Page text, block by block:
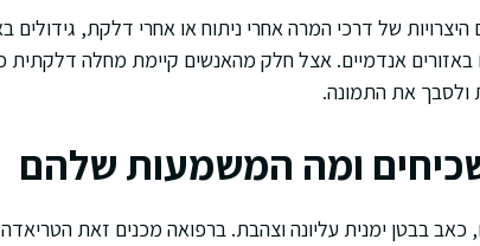
היצרויות של דרכי המרה אחרי ניתוח או אחרי דלקת, גידולים
ולסבך את התמונה.
ומה המשמעות שלהם
כאב בבטן ימנית עליונה וצהבת. ברפואה מכנים זאת